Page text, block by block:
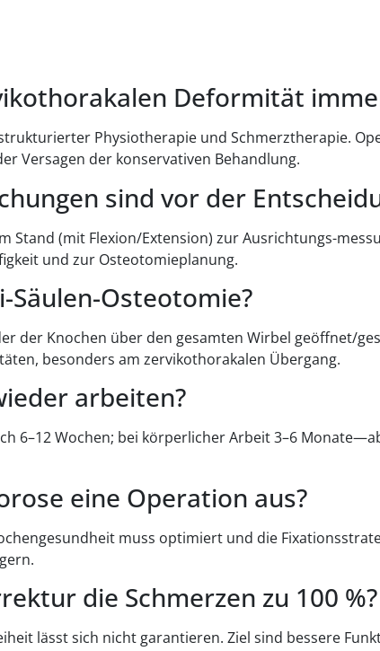
Deformität
Physiotherapie und Schmerztherapie.
Versagen der konservativen Behandlung.
sind vor der
Stand (mit Flexion/Extension) zur Ausrichtungs-
und zur Osteotomieplanung.
Säulen-Osteotomie?
der Knochen über den gesamten Wirbel geöffnet/
besonders am zervikothorakalen Übergang.
arbeiten?
6–12 Wochen; bei körperlicher Arbeit 3–6
eine Operation aus?
muss optimiert und die
die Schmerzen zu 100 %?
lässt sich nicht garantieren. Ziel sind bessere